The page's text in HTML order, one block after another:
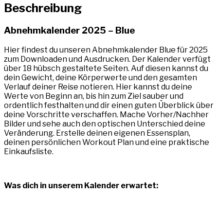
Beschreibung
Abnehmkalender 2025 – Blue
Hier findest du unseren Abnehmkalender Blue für 2025
zum Downloaden und Ausdrucken. Der Kalender verfügt
über 18 hübsch gestaltete Seiten. Auf diesen kannst du
dein Gewicht, deine Körperwerte und den gesamten
Verlauf deiner Reise notieren. Hier kannst du deine
Werte von Beginn an, bis hin zum Ziel sauber und
ordentlich festhalten und dir einen guten Überblick über
deine Vorschritte verschaffen. Mache Vorher/Nachher
Bilder und sehe auch den optischen Unterschied deine
Veränderung. Erstelle deinen eigenen Essensplan,
deinen persönlichen Workout Plan und eine praktische
Einkaufsliste.
Was dich in unserem Kalender erwartet: